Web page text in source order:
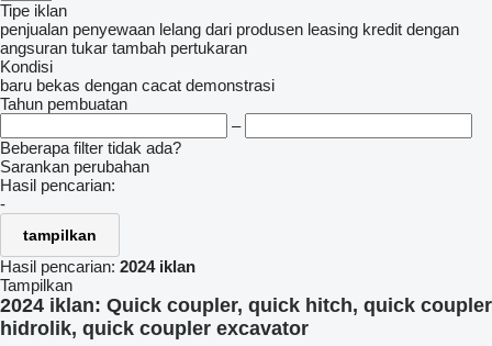
Tipe iklan
penjualan penyewaan lelang dari produsen leasing kredit dengan
angsuran tukar tambah pertukaran
Kondisi
baru bekas dengan cacat demonstrasi
Tahun pembuatan
–
Beberapa filter tidak ada?
Sarankan perubahan
Hasil pencarian:
-
tampilkan
Hasil pencarian: 2024 iklan
Tampilkan
2024 iklan: Quick coupler, quick hitch, quick coupler
hidrolik, quick coupler excavator